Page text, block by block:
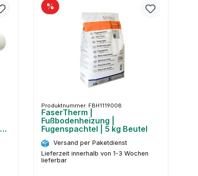
%
Produktnummer: FBH1119008
FaserTherm |
Fußbodenheizung |
Fugenspachtel | 5 kg Beutel
Versand per Paketdienst
Lieferzeit innerhalb von 1-3 Wochen
lieferbar